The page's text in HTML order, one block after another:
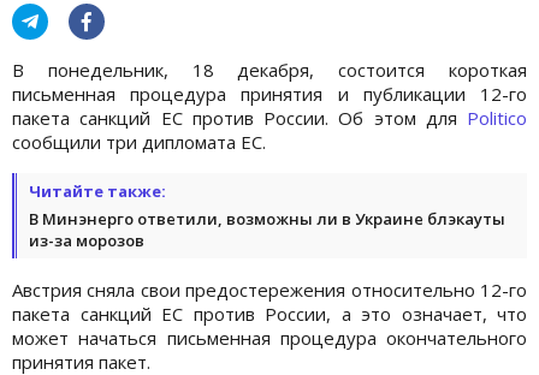
В понедельник, 18 декабря, состоится короткая
письменная процедура принятия и публикации 12-го
пакета санкций ЕС против России. Об этом для Politico
сообщили три дипломата ЕС.
Читайте также:
В Минэнерго ответили, возможны ли в Украине блэкауты
из-за морозов
Австрия сняла свои предостережения относительно 12-го
пакета санкций ЕС против России, а это означает, что
может начаться письменная процедура окончательного
принятия пакет.